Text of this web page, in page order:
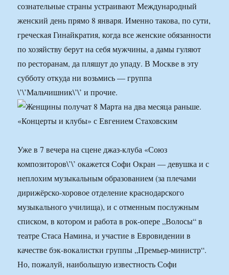
сознательные страны устраивают Международный
женский день прямо 8 января. Именно такова, по сути,
греческая Гинайкратия, когда все женские обязанности
по хозяйству берут на себя мужчины, а дамы гуляют
по ресторанам, да пляшут до упаду. В Москве в эту
субботу откуда ни возьмись — группа
\’\’Мальчишник\’\’ и прочие.
Уже в 7 вечера на сцене джаз-клуба «Союз
композиторов\’\’ окажется Софи Окран — девушка и с
неплохим музыкальным образованием (за плечами
дирижёрско-хоровое отделение краснодарского
музыкального училища), и с отменным послужным
списком, в котором и работа в рок-опере „Волосы“ в
театре Стаса Намина, и участие в Евровидении в
качестве бэк-вокалистки группы „Премьер-министр“.
Но, пожалуй, наибольшую известность Софи